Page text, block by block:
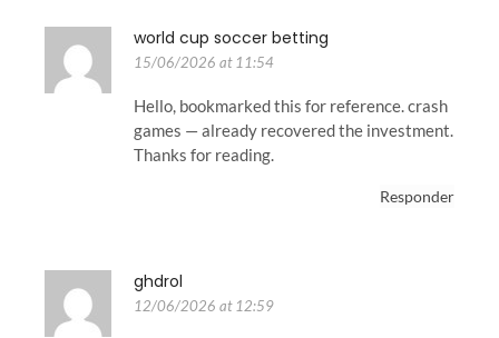
world cup soccer betting
15/06/2026 at 11:54
Hello, bookmarked this for reference. crash
games — already recovered the investment.
Thanks for reading.
Responder
ghdrol
12/06/2026 at 12:59